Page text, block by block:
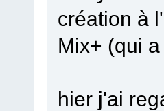
création à
Mix+ (qui
hier j'ai